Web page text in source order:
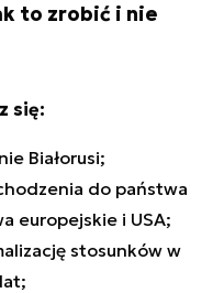
to zrobić i nie
się:
Białorusi;
do państwa
europejskie i USA;
stosunków w